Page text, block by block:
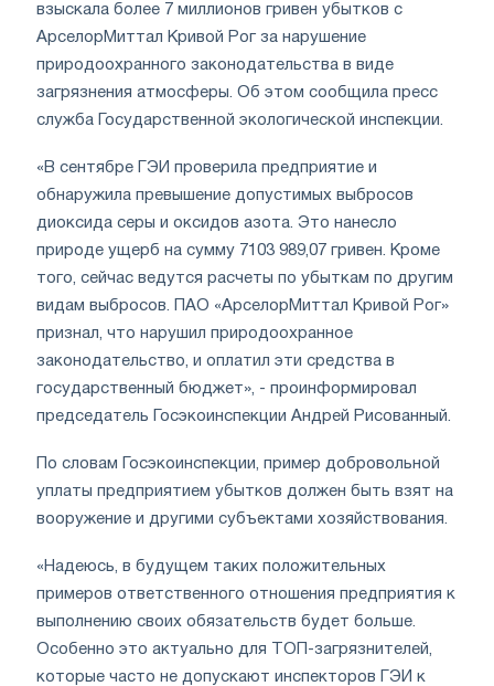
взыскала более 7 миллионов гривен убытков с
АрселорМиттал Кривой Рог за нарушение
природоохранного законодательства в виде
загрязнения атмосферы. Об этом сообщила пресс
служба Государственной экологической инспекции.
«В сентябре ГЭИ проверила предприятие и
обнаружила превышение допустимых выбросов
диоксида серы и оксидов азота. Это нанесло
природе ущерб на сумму 7103 989,07 гривен. Кроме
того, сейчас ведутся расчеты по убыткам по другим
видам выбросов. ПАО «АрселорМиттал Кривой Рог»
признал, что нарушил природоохранное
законодательство, и оплатил эти средства в
государственный бюджет», - проинформировал
председатель Госэкоинспекции Андрей Рисованный.
По словам Госэкоинспекции, пример добровольной
уплаты предприятием убытков должен быть взят на
вооружение и другими субъектами хозяйствования.
«Надеюсь, в будущем таких положительных
примеров ответственного отношения предприятия к
выполнению своих обязательств будет больше.
Особенно это актуально для ТОП-загрязнителей,
которые часто не допускают инспекторов ГЭИ к